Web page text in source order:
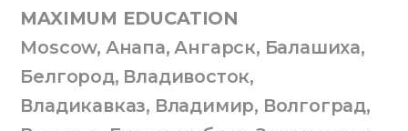
MAXIMUM EDUCATION
Moscow, Анапа,Ангарск, Балашиха,
Белгород, Владивосток,
Владикавказ, Владимир, Волгоград,